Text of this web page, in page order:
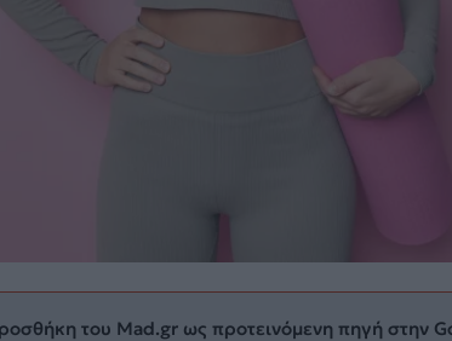
του Mad.gr ως προτεινόμενη πηγή στην